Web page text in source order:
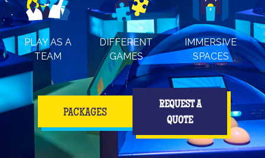
PLAY AS A
TEAM
DIFFERENT
GAMES
IMMERSIVE
SPACES
PACKAGES
REQUEST A
QUOTE